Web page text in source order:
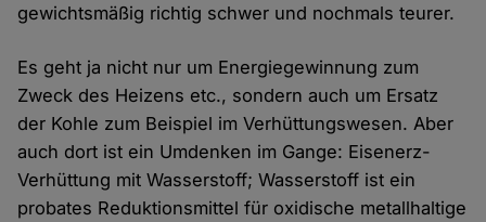
gewichtsmäßig richtig schwer und nochmals teurer.
Es geht ja nicht nur um Energiegewinnung zum
Zweck des Heizens etc., sondern auch um Ersatz
der Kohle zum Beispiel im Verhüttungswesen. Aber
auch dort ist ein Umdenken im Gange: Eisenerz-
Verhüttung mit Wasserstoff; Wasserstoff ist ein
probates Reduktionsmittel für oxidische metallhaltige